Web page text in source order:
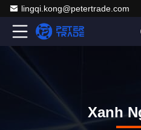
lingqi.kong@petertrade.com
Xanh